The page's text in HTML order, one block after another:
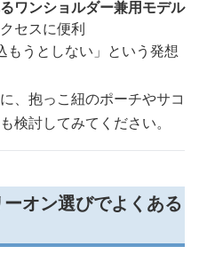
ワンショルダー兼用モデル
セスに便利
もうとしない」という発想
、抱っこ紐のポーチやサコ
検討してみてください。
オン選びでよくある